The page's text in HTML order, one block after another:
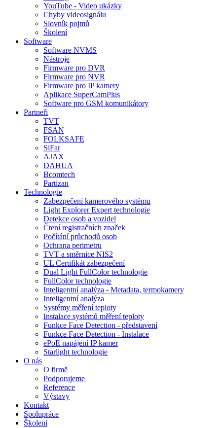
YouTube - Video ukázky
Chyby videosignálu
Slovník pojmů
Školení
Software
Software NVMS
Nástroje
Firmware pro DVR
Firmware pro NVR
Firmware pro IP kamery
Aplikace SuperCamPlus
Software pro GSM komunikátory
Partneři
TVT
FSAN
FOLKSAFE
SiFar
AJAX
DAHUA
Bcomtech
Partizan
Technologie
Zabezpečení kamerového systému
Light Explorer Expert technologie
Detekce osob a vozidel
Čtení registračních značek
Počítání průchodů osob
Ochrana perimetru
TVT a směrnice NIS2
UL Certifikát zabezpečení
Dual Light FullColor technologie
FullColor technologie
Inteligentní analýza - Metadata, termokamery
Inteligentní analýza
Systémy měření teploty
Instalace systémů měření teploty
Funkce Face Detection - představení
Funkce Face Detection - Instalace
ePoE napájení IP kamer
Starlight technologie
O nás
O firmě
Podporujeme
Reference
Výstavy
Kontakt
Spolupráce
Školení